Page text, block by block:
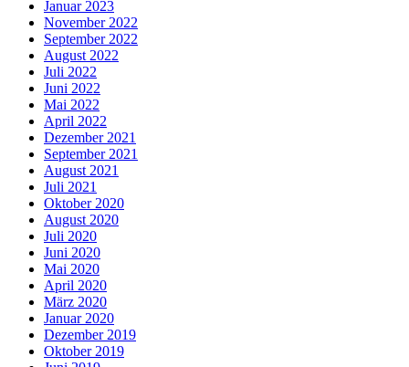
Januar 2023
November 2022
September 2022
August 2022
Juli 2022
Juni 2022
Mai 2022
April 2022
Dezember 2021
September 2021
August 2021
Juli 2021
Oktober 2020
August 2020
Juli 2020
Juni 2020
Mai 2020
April 2020
März 2020
Januar 2020
Dezember 2019
Oktober 2019